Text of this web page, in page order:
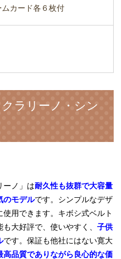
ムカード各６枚付
ラリーノ・シン
ーノ」は耐久性も抜群で大容量
のモデルです。シンプルなデザ
用できます。キボシ式ベルト
大好評で、使いやすく、 子供
です。保証も他社にはない寛大
高品質でありながら良心的な価